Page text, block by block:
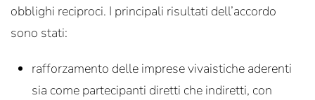
obblighi reciproci. I principali risultati dell’accordo
sono stati:
rafforzamento delle imprese vivaistiche aderenti
sia come partecipanti diretti che indiretti, con